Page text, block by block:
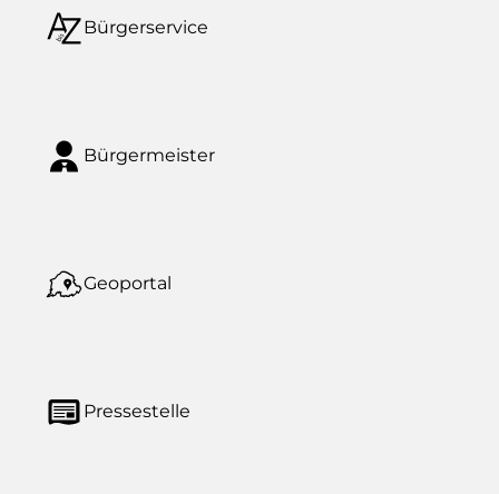
Bürgerservice
Bürgermeister
Geoportal
Pressestelle